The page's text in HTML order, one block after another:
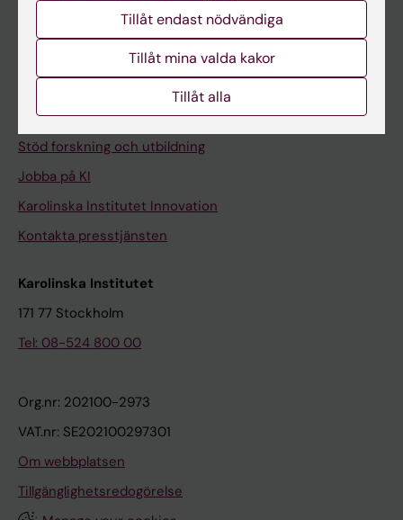
Medarbetarportalen
Universitetsbiblioteket
Stöd forskning och utbildning
Jobba på KI
Karolinska Institutet Innovation
Kontakta presstjänsten
Karolinska Institutet
171 77 Stockholm
Tel: 08-524 800 00
Org.nr: 202100-2973
VAT.nr: SE202100297301
Om webbplatsen
Tillgänglighetsredogörelse
Tillåt endast nödvändiga
Tillåt mina valda kakor
Tillåt alla